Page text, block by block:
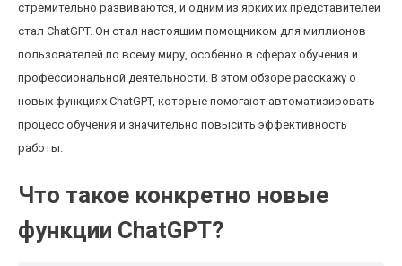
стремительно развиваются, и одним из ярких их представителей
стал ChatGPT. Он стал настоящим помощником для миллионов
пользователей по всему миру, особенно в сферах обучения и
профессиональной деятельности. В этом обзоре расскажу о
новых функциях ChatGPT, которые помогают автоматизировать
процесс обучения и значительно повысить эффективность
работы.
Что такое конкретно новые
функции ChatGPT?